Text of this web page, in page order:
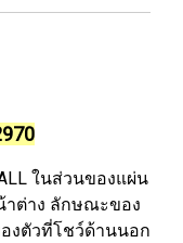
ในส่วนของแผ่น
าต่าง ลักษณะของ
งตัวที่โชว์ด้านนอก